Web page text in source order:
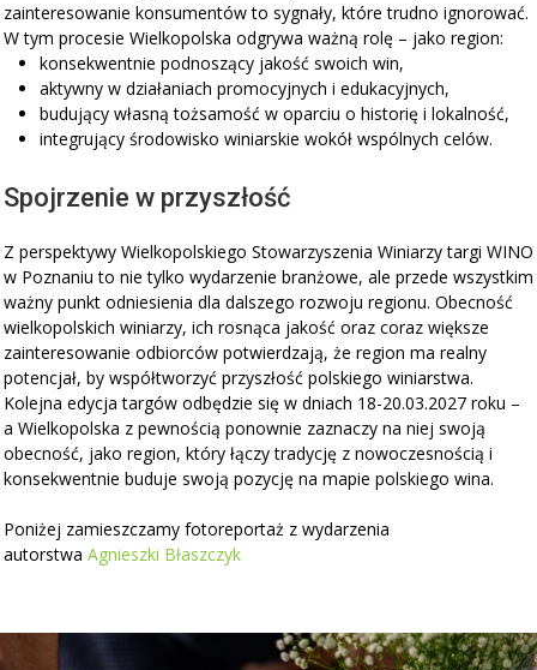
zainteresowanie konsumentów to sygnały, które trudno ignorować.
W tym procesie Wielkopolska odgrywa ważną rolę – jako region:
konsekwentnie podnoszący jakość swoich win,
aktywny w działaniach promocyjnych i edukacyjnych,
budujący własną tożsamość w oparciu o historię i lokalność,
integrujący środowisko winiarskie wokół wspólnych celów.
Spojrzenie w przyszłość
Z perspektywy Wielkopolskiego Stowarzyszenia Winiarzy targi WINO
w Poznaniu to nie tylko wydarzenie branżowe, ale przede wszystkim
ważny punkt odniesienia dla dalszego rozwoju regionu. Obecność
wielkopolskich winiarzy, ich rosnąca jakość oraz coraz większe
zainteresowanie odbiorców potwierdzają, że region ma realny
potencjał, by współtworzyć przyszłość polskiego winiarstwa.
Kolejna edycja targów odbędzie się w dniach 18-20.03.2027 roku –
a Wielkopolska z pewnością ponownie zaznaczy na niej swoją
obecność, jako region, który łączy tradycję z nowoczesnością i
konsekwentnie buduje swoją pozycję na mapie polskiego wina.
Poniżej zamieszczamy fotoreportaż z wydarzenia
autorstwa Agnieszki Błaszczyk